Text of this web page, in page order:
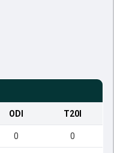
ODI T20I
0 0